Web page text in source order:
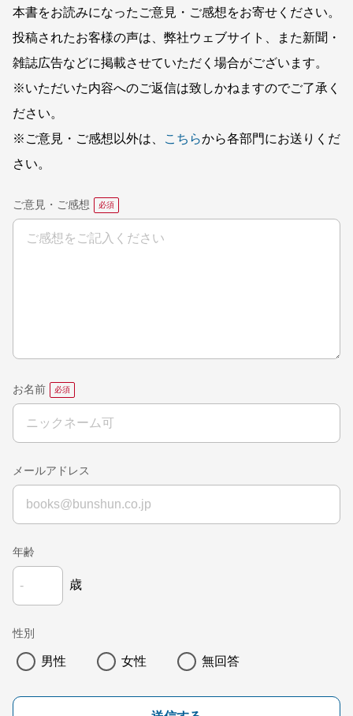
本書をお読みになったご意見・ご感想をお寄せください。
投稿されたお客様の声は、弊社ウェブサイト、また新聞・
雑誌広告などに掲載させていただく場合がございます。
※いただいた内容へのご返信は致しかねますのでご了承く
ださい。
※ご意見・ご感想以外は、
こちらから各部門にお送りくだ
さい。
ご意見・ご感想
お名前
メールアドレス
年齢
歳
性別
男性 女性 無回答